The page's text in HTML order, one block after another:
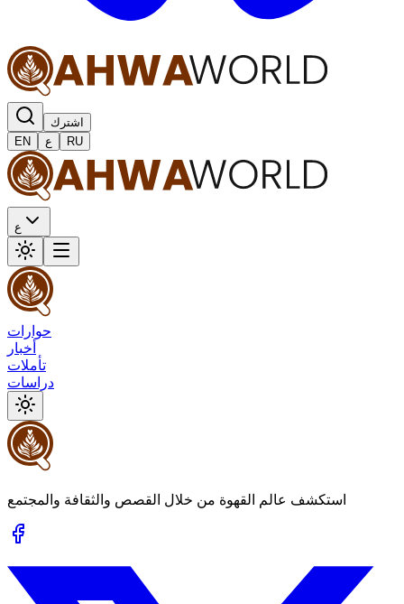
اشترك
EN
ع RU
ع
حوارات
أخبار
تأملات
دراسات
استكشف عالم القهوة من خلال القصص والثقافة والمجتمع